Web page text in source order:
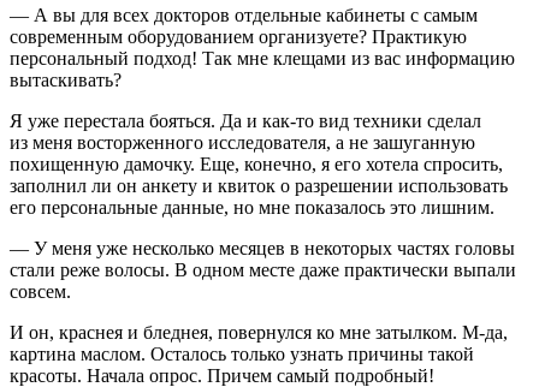
— А вы для всех докторов отдельные кабинеты с самым
современным оборудованием организуете? Практикую
персональный подход! Так мне клещами из вас информацию
вытаскивать?
Я уже перестала бояться. Да и как-то вид техники сделал
из меня восторженного исследователя, а не зашуганную
похищенную дамочку. Еще, конечно, я его хотела спросить,
заполнил ли он анкету и квиток о разрешении использовать
его персональные данные, но мне показалось это лишним.
— У меня уже несколько месяцев в некоторых частях головы
стали реже волосы. В одном месте даже практически выпали
совсем.
И он, краснея и бледнея, повернулся ко мне затылком. М-да,
картина маслом. Осталось только узнать причины такой
красоты. Начала опрос. Причем самый подробный!